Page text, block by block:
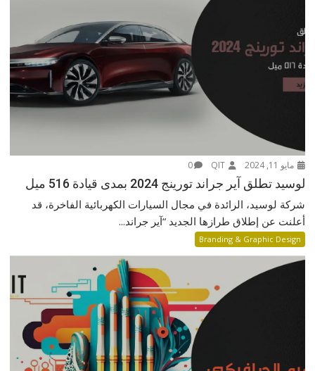
مايو 11, 2024 QIT
0
لوسيد تطلق آير جراند تورينج 2024 بمدى قيادة 516 ميل
شركة لوسيد، الرائدة في مجال السيارات الكهربائية الفاخرة، قد
أعلنت عن إطلاق طرازها الجديد “آير جراند...
Branding & Graphic Design